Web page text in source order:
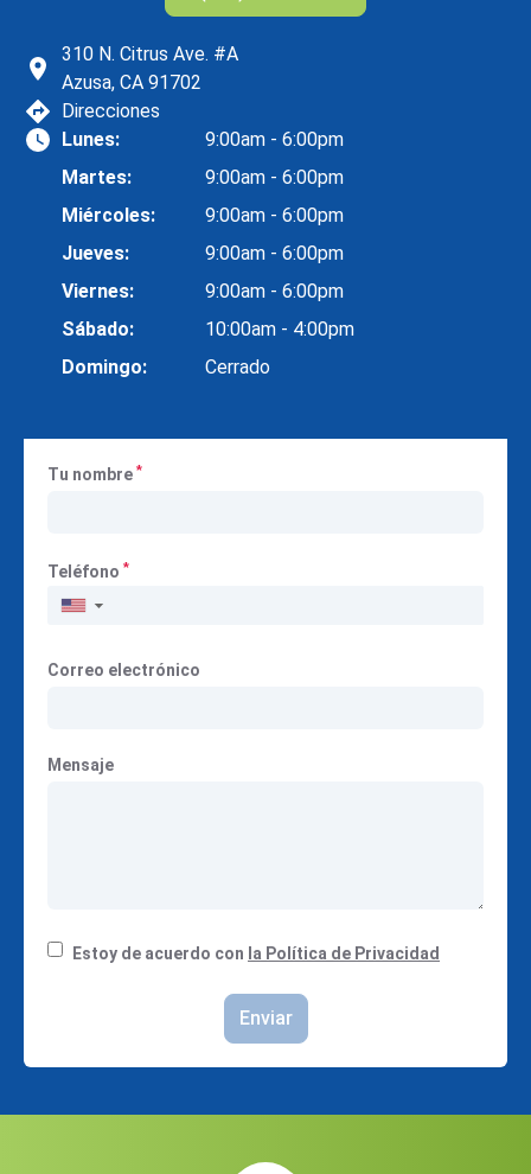
310 N. Citrus Ave. #A
Azusa, CA 91702
Direcciones
Lunes:
9:00am - 6:00pm
Martes:
9:00am - 6:00pm
Miércoles:
9:00am - 6:00pm
Jueves:
9:00am - 6:00pm
Viernes:
9:00am - 6:00pm
Sábado:
10:00am - 4:00pm
Domingo:
Cerrado
Tu nombre *
Teléfono *
▼
Correo electrónico
Mensaje
Estoy de acuerdo con la Política de Privacidad
Enviar